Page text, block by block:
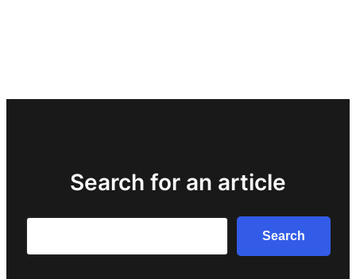
Search for an article
Search